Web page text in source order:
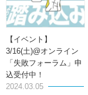
【イベント】
3/16(土)@オンライン
「失敗フォーラム」申
込受付中！
2024.03.05